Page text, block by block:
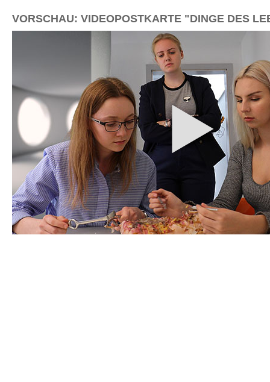
VORSCHAU: VIDEOPOSTKARTE "DINGE DES